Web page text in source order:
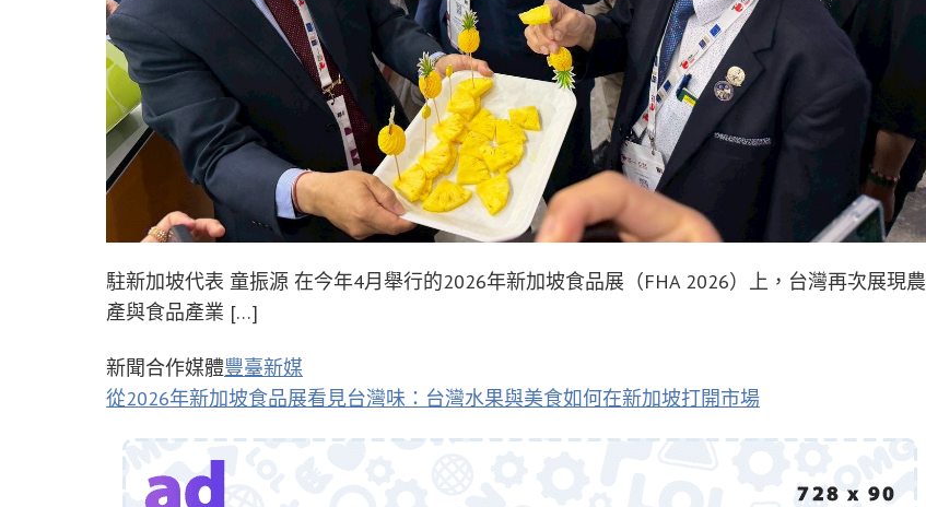
駐新加坡代表 童振源 在今年4月舉行的2026年新加坡食品展（FHA 2026）上，台灣再次展現農
產與食品產業 […]
新聞合作媒體豐臺新媒
從2026年新加坡食品展看見台灣味：台灣水果與美食如何在新加坡打開市場